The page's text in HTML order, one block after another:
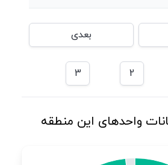
بعدی
2
3
واحدهای این منطقه